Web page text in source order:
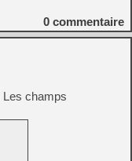
0 commentaire
Les champs